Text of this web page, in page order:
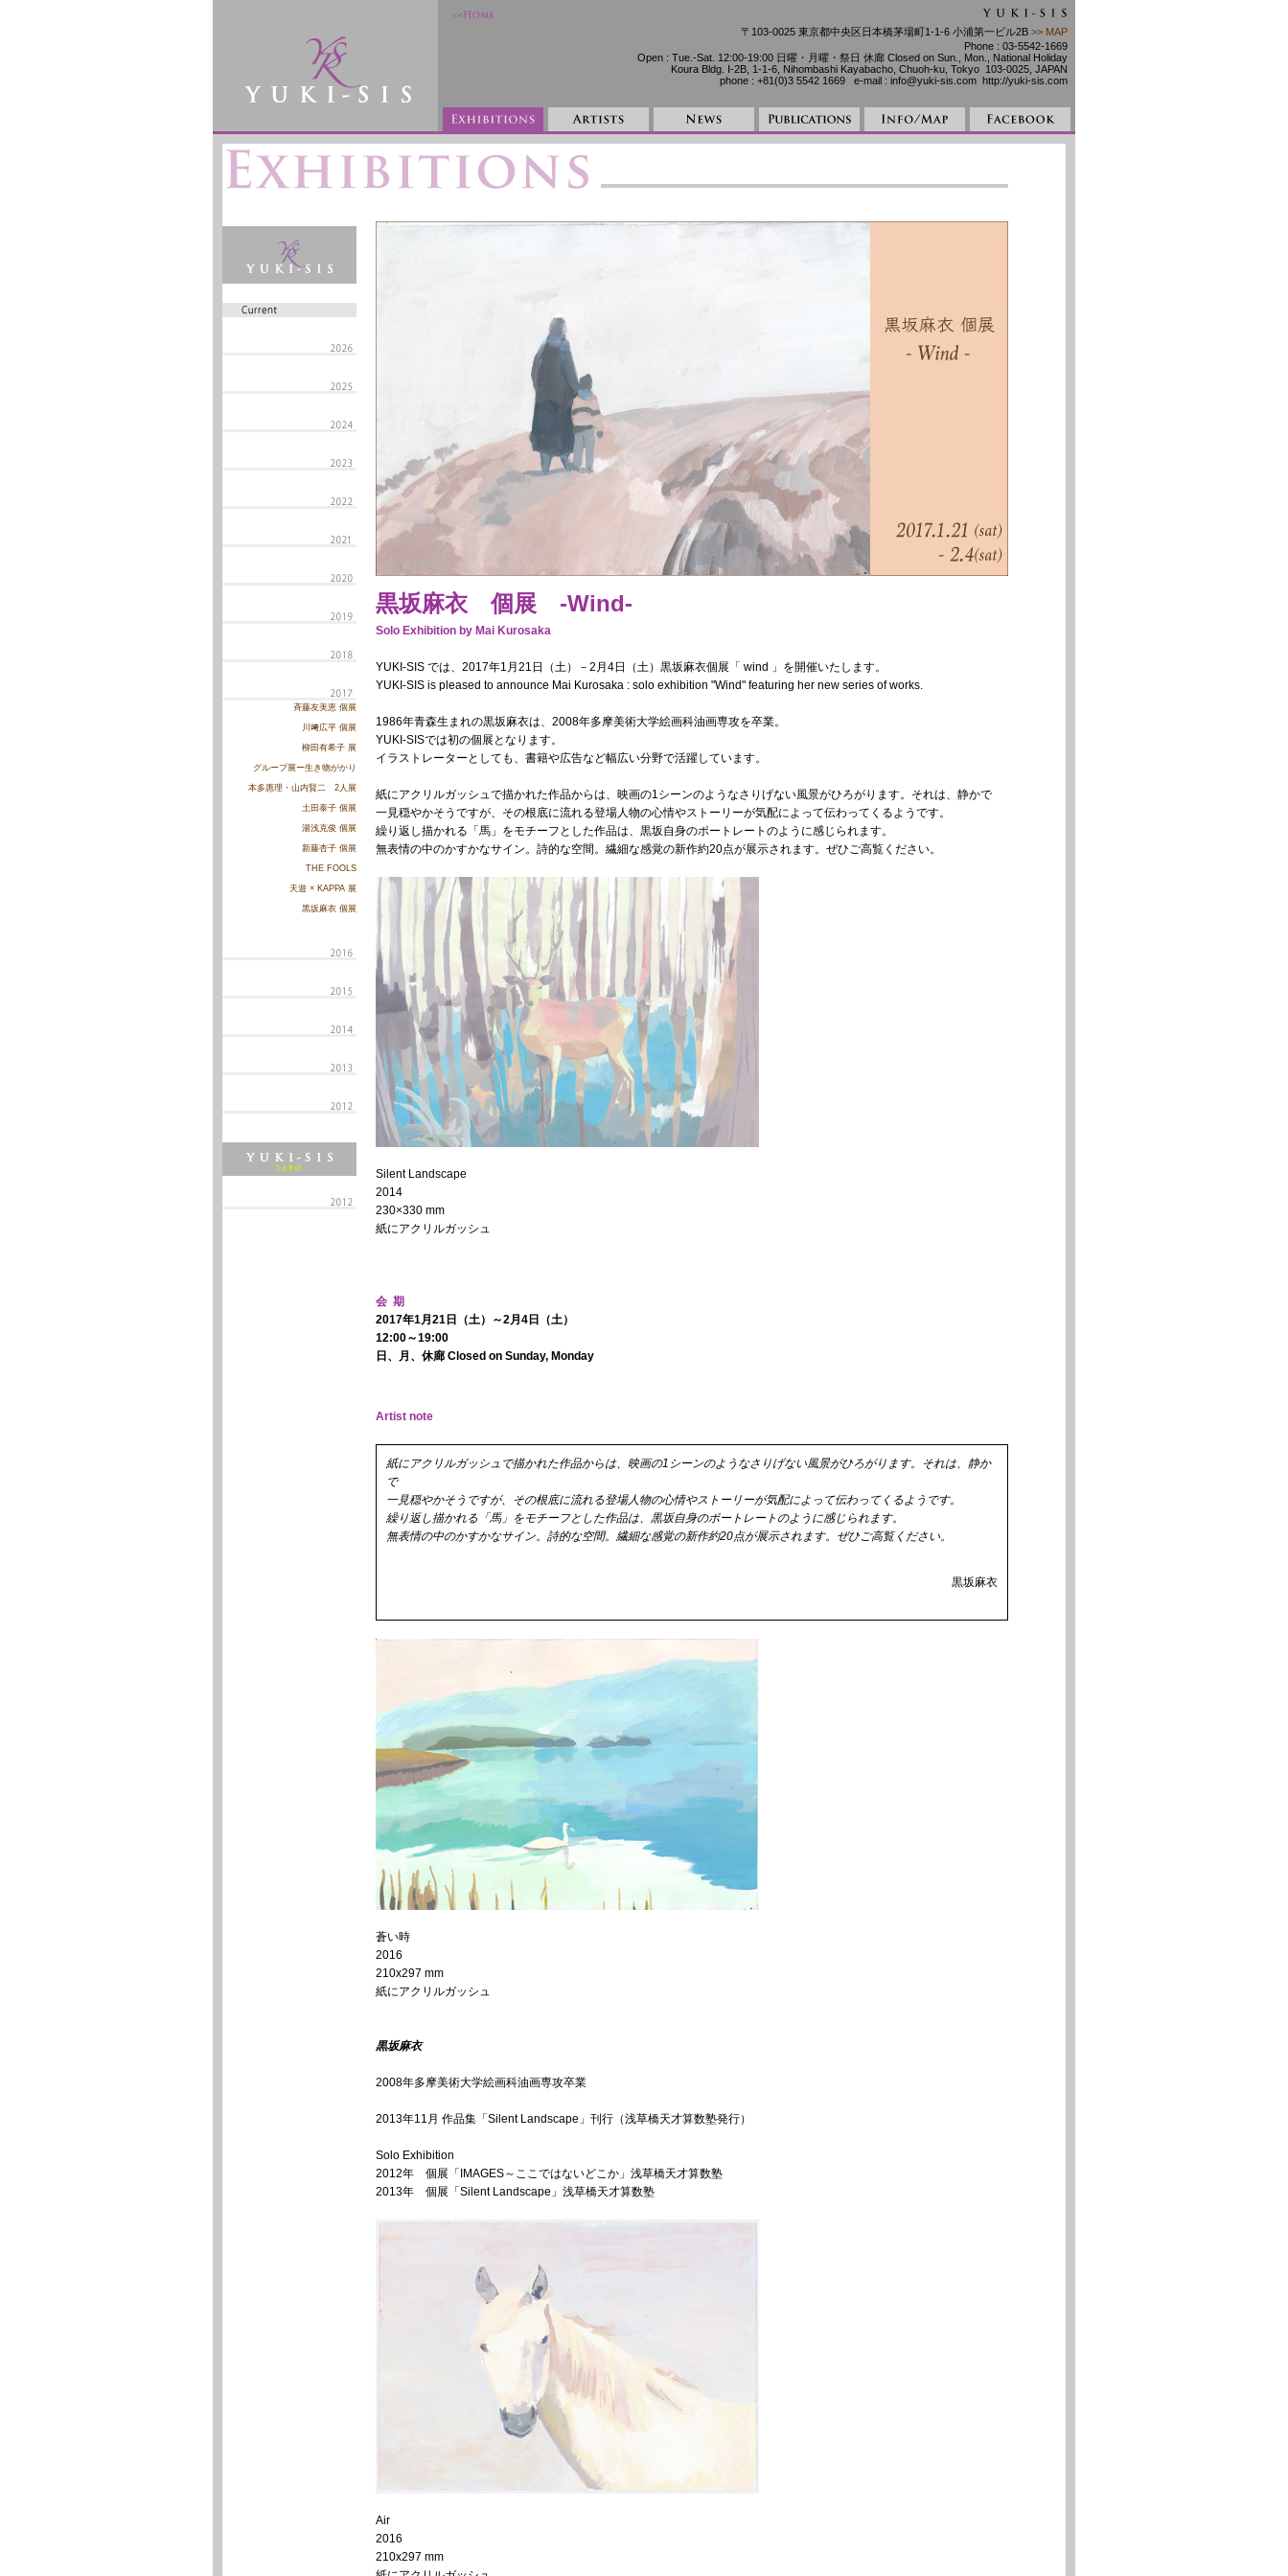
〒103-0025 東京都中央区日本橋茅場町1-1-6 小浦第一ビル2B >> MAP
Phone : 03-5542-1669
Open : Tue.-Sat. 12:00-19:00 日曜・月曜・祭日 休廊 Closed on Sun., Mon., National Holiday
Koura Bldg. Ⅰ-2B, 1-1-6, Nihombashi Kayabacho, Chuoh-ku, Tokyo 103-0025, JAPAN
phone : +81(0)3 5542 1669 e-mail : info@yuki-sis.com http://yuki-sis.com
斉藤友美恵 個展
川﨑広平 個展
柳田有希子 展
グループ展ー生き物がかり
本多惠理・山内賢二 2人展
土田泰子 個展
湯浅克俊 個展
新藤杏子 個展
THE FOOLS
天遊 × KAPPA 展
黒坂麻衣 個展
黒坂麻衣 個展 -Wind-
Solo Exhibition by Mai Kurosaka
YUKI-SIS では、2017年1月21日（土）－2月4日（土）黒坂麻衣個展「 wind 」を開催いたします。
YUKI-SIS is pleased to announce Mai Kurosaka : solo exhibition "Wind" featuring her new series of works.
1986年青森生まれの黒坂麻衣は、2008年多摩美術大学絵画科油画専攻を卒業。
YUKI-SISでは初の個展となります。
イラストレーターとしても、書籍や広告など幅広い分野で活躍しています。
紙にアクリルガッシュで描かれた作品からは、映画の1シーンのようなさりげない風景がひろがります。それは、静かで
一見穏やかそうですが、その根底に流れる登場人物の心情やストーリーが気配によって伝わってくるようです。
繰り返し描かれる「馬」をモチーフとした作品は、黒坂自身のポートレートのように感じられます。
無表情の中のかすかなサイン。詩的な空間。繊細な感覚の新作約20点が展示されます。ぜひご高覧ください。
Silent Landscape
2014
230×330 mm
紙にアクリルガッシュ
会 期
2017年1月21日（土）～2月4日（土）
12:00～19:00
日、月、休廊 Closed on Sunday, Monday
Artist note
紙にアクリルガッシュで描かれた作品からは、映画の1シーンのようなさりげない風景がひろがります。それは、静か
で
一見穏やかそうですが、その根底に流れる登場人物の心情やストーリーが気配によって伝わってくるようです。
繰り返し描かれる「馬」をモチーフとした作品は、黒坂自身のポートレートのように感じられます。
無表情の中のかすかなサイン。詩的な空間。繊細な感覚の新作約20点が展示されます。ぜひご高覧ください。
黒坂麻衣
蒼い時
2016
210x297 mm
紙にアクリルガッシュ
黒坂麻衣
2008年多摩美術大学絵画科油画専攻卒業
2013年11月 作品集「Silent Landscape」刊行（浅草橋天才算数塾発行）
Solo Exhibition
2012年 個展「IMAGES～ここではないどこか」浅草橋天才算数塾
2013年 個展「Silent Landscape」浅草橋天才算数塾
Air
2016
210x297 mm